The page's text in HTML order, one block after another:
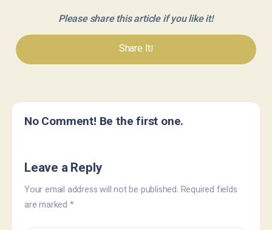
Please share this article if you like it!
Share It!
No Comment! Be the first one.
Leave a Reply
Your email address will not be published. Required fields
are marked *